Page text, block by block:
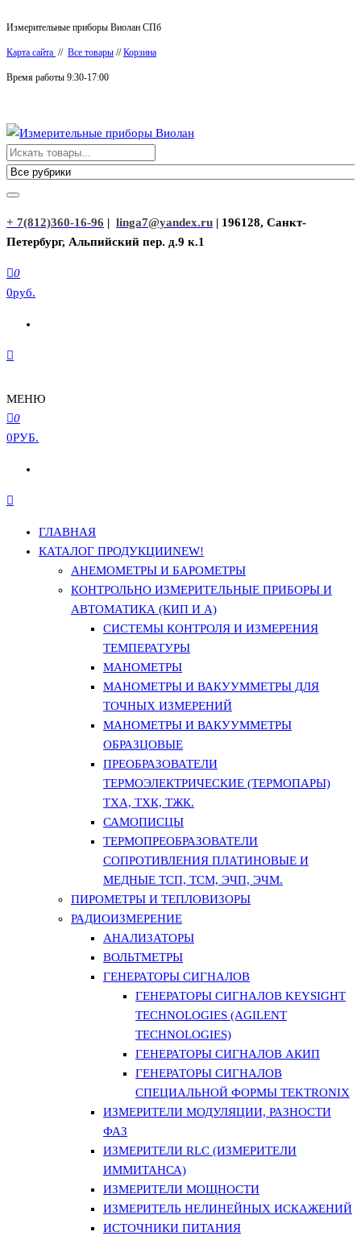
к
содержимому
Измерительные приборы Виолан СПб
Карта сайта // Все товары //Корзина
Время работы 9:30-17:00
Измерительные приборы Виолан
+ 7(812)360-16-96 | linga7@yandex.ru | 196128, Санкт-
Петербург, Альпийский пер. д.9 к.1
0
0руб.
МЕНЮ
0
0РУБ.
ГЛАВНАЯ
КАТАЛОГ ПРОДУКЦИИNEW!
АНЕМОМЕТРЫ И БАРОМЕТРЫ
КОНТРОЛЬНО ИЗМЕРИТЕЛЬНЫЕ ПРИБОРЫ И
АВТОМАТИКА (КИП И А)
СИСТЕМЫ КОНТРОЛЯ И ИЗМЕРЕНИЯ
ТЕМПЕРАТУРЫ
МАНОМЕТРЫ
МАНОМЕТРЫ И ВАКУУММЕТРЫ ДЛЯ
ТОЧНЫХ ИЗМЕРЕНИЙ
МАНОМЕТРЫ И ВАКУУММЕТРЫ
ОБРАЗЦОВЫЕ
ПРЕОБРАЗОВАТЕЛИ
ТЕРМОЭЛЕКТРИЧЕСКИЕ (ТЕРМОПАРЫ)
ТХА, ТХК, ТЖК.
САМОПИСЦЫ
ТЕРМОПРЕОБРАЗОВАТЕЛИ
СОПРОТИВЛЕНИЯ ПЛАТИНОВЫЕ И
МЕДНЫЕ ТСП, ТСМ, ЭЧП, ЭЧМ.
ПИРОМЕТРЫ И ТЕПЛОВИЗОРЫ
РАДИОИЗМЕРЕНИЕ
АНАЛИЗАТОРЫ
ВОЛЬТМЕТРЫ
ГЕНЕРАТОРЫ СИГНАЛОВ
ГЕНЕРАТОРЫ СИГНАЛОВ KEYSIGHT
TECHNOLOGIES (AGILENT
TECHNOLOGIES)
ГЕНЕРАТОРЫ СИГНАЛОВ АКИП
ГЕНЕРАТОРЫ СИГНАЛОВ
СПЕЦИАЛЬНОЙ ФОРМЫ TEKTRONIX
ИЗМЕРИТЕЛИ МОДУЛЯЦИИ, РАЗНОСТИ
ФАЗ
ИЗМЕРИТЕЛИ RLC (ИЗМЕРИТЕЛИ
ИММИТАНСА)
ИЗМЕРИТЕЛИ МОЩНОСТИ
ИЗМЕРИТЕЛЬ НЕЛИНЕЙНЫХ ИСКАЖЕНИЙ
ИСТОЧНИКИ ПИТАНИЯ